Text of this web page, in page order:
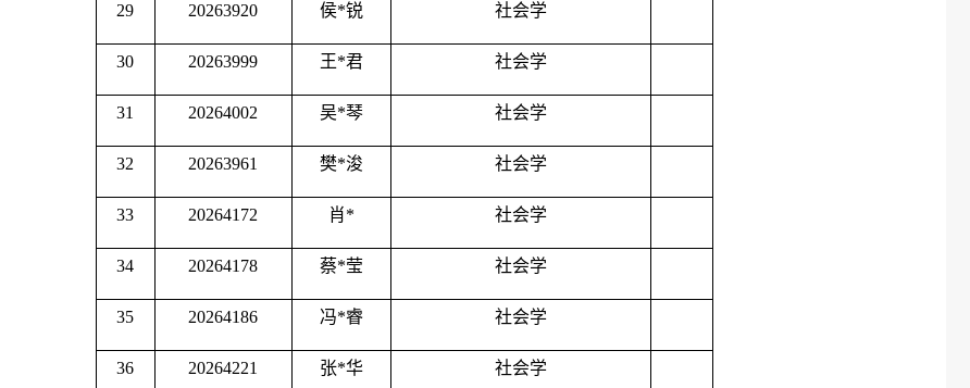
29 20263920 侯*锐 社会学
30 20263999 王*君 社会学
31 20264002 吴*琴 社会学
32 20263961 樊*浚 社会学
33 20264172 肖* 社会学
34 20264178 蔡*莹 社会学
35 20264186 冯*睿 社会学
36 20264221 张*华 社会学